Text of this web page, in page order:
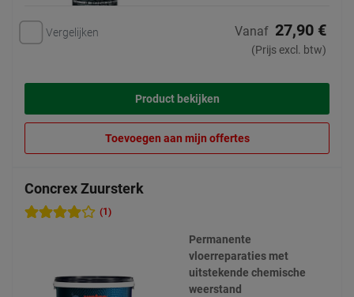
Vergelijken Vanaf 27,90 €
(Prijs excl. btw)
Product bekijken
Toevoegen aan mijn offertes
Concrex Zuursterk
(1)
Permanente
vloerreparaties met
uitstekende chemische
weerstand